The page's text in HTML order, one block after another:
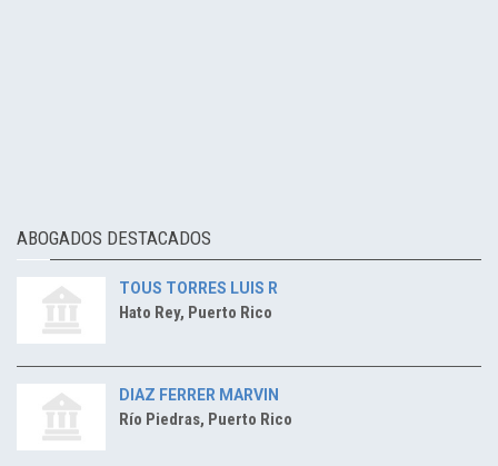
ABOGADOS DESTACADOS
TOUS TORRES LUIS R
Hato Rey, Puerto Rico
DIAZ FERRER MARVIN
Río Piedras, Puerto Rico